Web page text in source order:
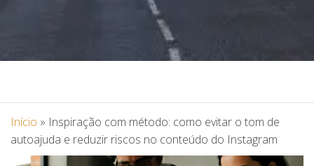
Início » Inspiração com método: como evitar o tom de
autoajuda e reduzir riscos no conteúdo do Instagram